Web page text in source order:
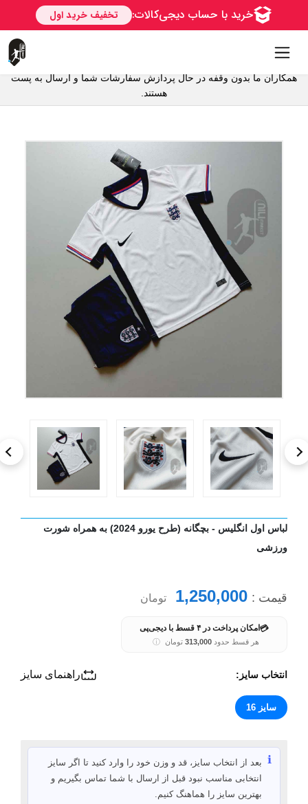
همکاران ما بدون وقفه در حال پردازش سفارشات شما و ارسال به پست
هستند.
لباس اول انگلیس - بچگانه (طرح یورو 2024) به همراه شورت
ورزشی
قیمت : 1,250,000 تومان
💳 امکان پرداخت در ۴ قسط با دیجی‌پی
هر قسط حدود313,000 تومان ⓘ
انتخاب سایز: راهنمای سایز
سایز 16
ℹ️ بعد از انتخاب سایز، قد و وزن خود را وارد کنید تا اگر سایز
انتخابی مناسب نبود قبل از ارسال با شما تماس بگیریم و
بهترین سایز را هماهنگ کنیم.